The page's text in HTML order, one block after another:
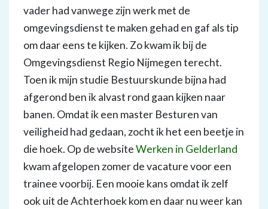
vader had vanwege zijn werk met de
omgevingsdienst te maken gehad en gaf als tip
om daar eens te kijken. Zo kwam ik bij de
Omgevingsdienst Regio Nijmegen terecht.
Toen ik mijn studie Bestuurskunde bijna had
afgerond ben ik alvast rond gaan kijken naar
banen. Omdat ik een master Besturen van
veiligheid had gedaan, zocht ik het een beetje in
die hoek. Op de websiteWerken in Gelderland
kwam afgelopen zomer de vacature voor een
trainee voorbij. Een mooie kans omdat ik zelf
ook uit de Achterhoek kom en daar nu weer kan